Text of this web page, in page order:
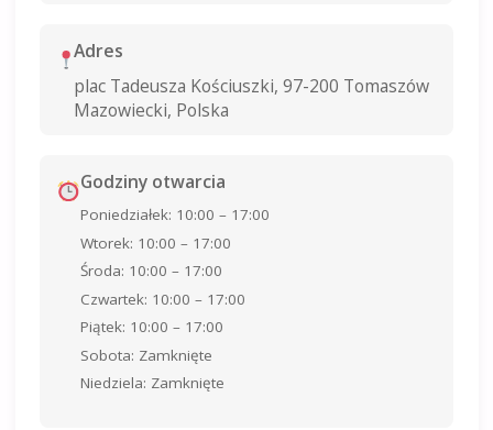
Adres
plac Tadeusza Kościuszki, 97-200 Tomaszów
Mazowiecki, Polska
Godziny otwarcia
Poniedziałek: 10:00 – 17:00
Wtorek: 10:00 – 17:00
Środa: 10:00 – 17:00
Czwartek: 10:00 – 17:00
Piątek: 10:00 – 17:00
Sobota: Zamknięte
Niedziela: Zamknięte